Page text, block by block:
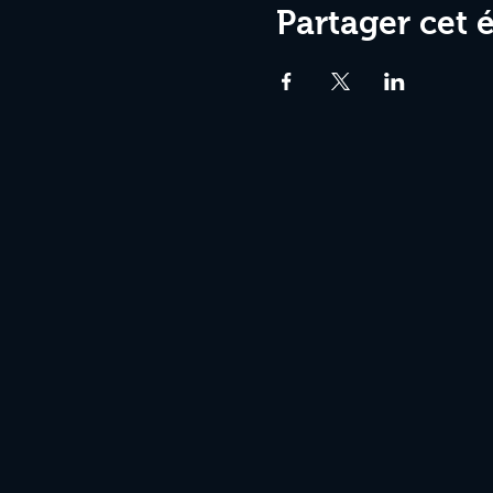
Partager cet